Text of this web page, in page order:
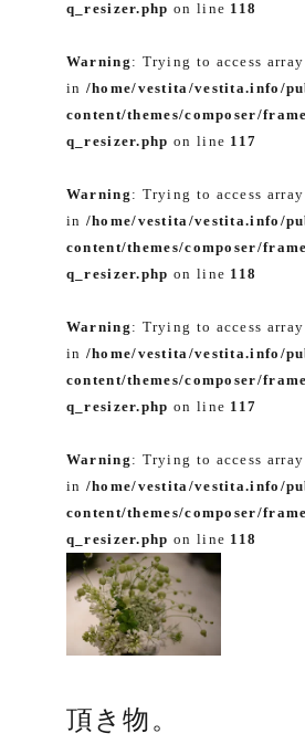
q_resizer.php on line 118
Warning : Trying to access
in /home/vestita/vestita.info/
content/themes/composer/
q_resizer.php on line 117
Warning : Trying to access
in /home/vestita/vestita.info/
content/themes/composer/
q_resizer.php on line 118
Warning : Trying to access
in /home/vestita/vestita.info/
content/themes/composer/
q_resizer.php on line 117
Warning : Trying to access
in /home/vestita/vestita.info/
content/themes/composer/
q_resizer.php on line 118
頂き物。